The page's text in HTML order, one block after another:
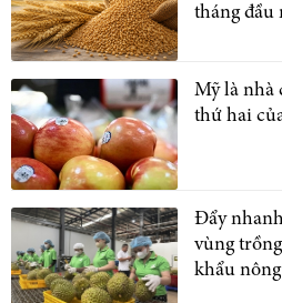
tháng đầu
Mỹ là nhà
thứ hai
Đẩy
vùng
khẩu